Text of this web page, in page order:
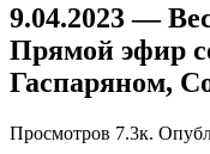
9.04.2023 —
Прямой эфир
Гаспаряном,
Просмотров 7.3к.